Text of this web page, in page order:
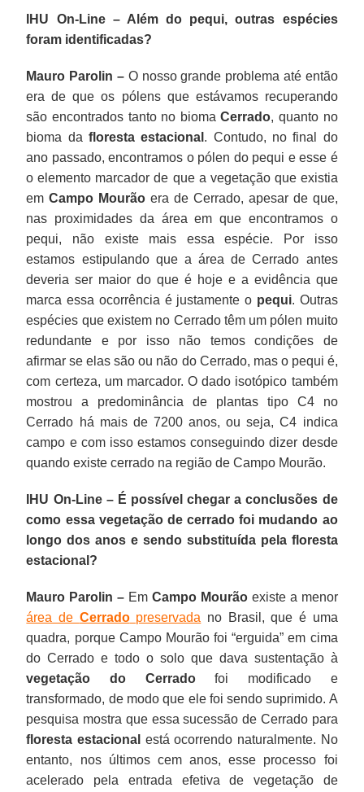
IHU On-Line – Além do pequi, outras espécies
foram identificadas?
Mauro Parolin –O nosso grande problema até então
era de que os pólens que estávamos recuperando
são encontrados tanto no biomaCerrado, quanto no
bioma dafloresta estacional . Contudo, no final do
ano passado, encontramos o pólen do pequi e esse é
o elemento marcador de que a vegetação que existia
emCampo Mourão era de Cerrado, apesar de que,
nas proximidades da área em que encontramos o
pequi, não existe mais essa espécie. Por isso
estamos estipulando que a área de Cerrado antes
deveria ser maior do que é hoje e a evidência que
marca essa ocorrência é justamente o pequi. Outras
espécies que existem no Cerrado têm um pólen muito
redundante e por isso não temos condições de
afirmar se elas são ou não do Cerrado, mas o pequi é,
com certeza, um marcador. O dado isotópico também
mostrou a predominância de plantas tipo C4 no
Cerrado há mais de 7200 anos, ou seja, C4 indica
campo e com isso estamos conseguindo dizer desde
quando existe cerrado na região de Campo Mourão.
IHU On-Line – É possível chegar a conclusões de
como essa vegetação de cerrado foi mudando ao
longo dos anos e sendo substituída pela floresta
estacional?
Mauro Parolin – Em Campo Mourãoexiste a menor
área de Cerradopreservada no Brasil, que é uma
quadra, porque Campo Mourão foi “erguida” em cima
do Cerrado e todo o solo que dava sustentação à
vegetação do Cerradofoi modificado e
transformado, de modo que ele foi sendo suprimido. A
pesquisa mostra que essa sucessão de Cerrado para
floresta estacional está ocorrendo naturalmente. No
entanto, nos últimos cem anos, esse processo foi
acelerado pela entrada efetiva de vegetação de